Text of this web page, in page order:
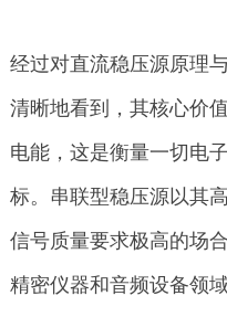
经过对直流稳压源原理
清晰地看到，其核心价
电能，这是衡量一切电
标。串联型稳压源以其
信号质量要求极高的场
精密仪器和音频设备领